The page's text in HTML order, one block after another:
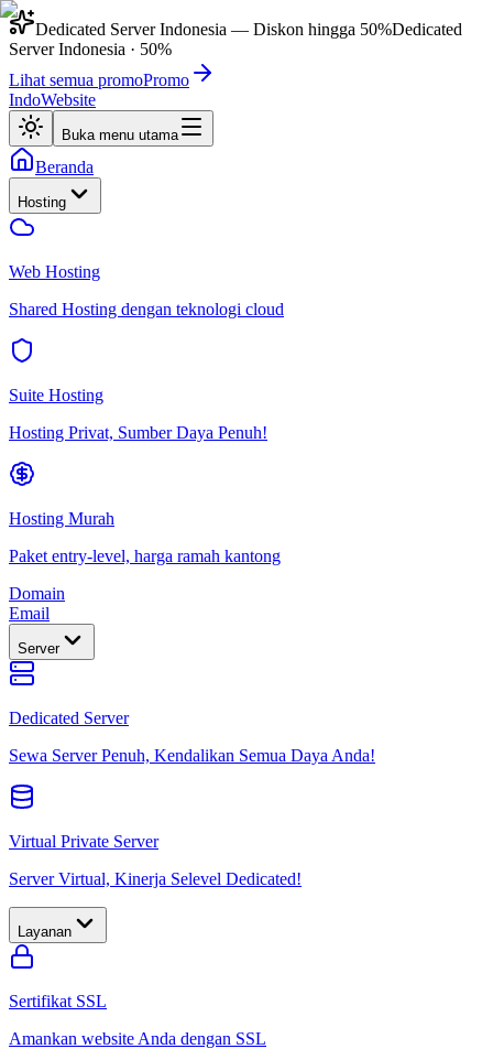
Dedicated Server Indonesia — Diskon hingga 50%Dedicated
Server Indonesia · 50%
Lihat semua promoPromo
IndoWebsite
Buka menu utama
Beranda
Hosting
Web Hosting
Shared Hosting dengan teknologi cloud
Suite Hosting
Hosting Privat, Sumber Daya Penuh!
Hosting Murah
Paket entry-level, harga ramah kantong
Domain
Email
Server
Dedicated Server
Sewa Server Penuh, Kendalikan Semua Daya Anda!
Virtual Private Server
Server Virtual, Kinerja Selevel Dedicated!
Layanan
Sertifikat SSL
Amankan website Anda dengan SSL